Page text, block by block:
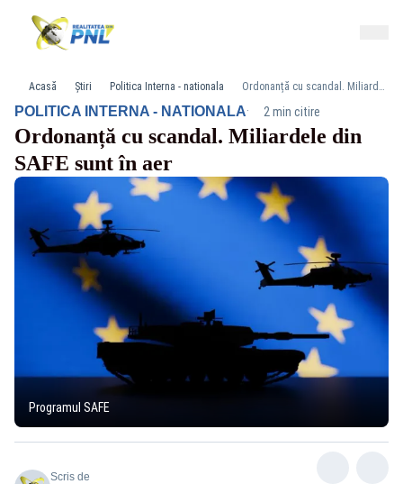
Acasă Știri Politica Interna - nationala Ordonanță cu scandal. Miliardele din SAFE sunt în aer
POLITICA INTERNA - NATIONALA· 2 min citire
Ordonanță cu scandal. Miliardele din
SAFE sunt în aer
Programul SAFE
Scris de